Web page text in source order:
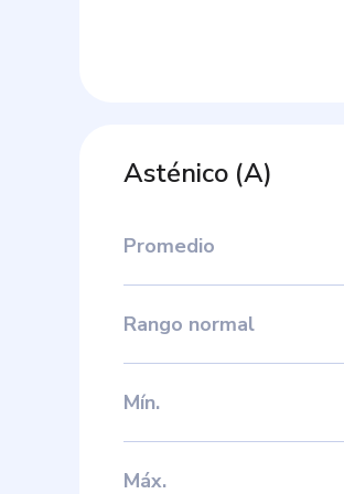
Asténico (A)
Promedio
Rango normal
Mín.
Máx.